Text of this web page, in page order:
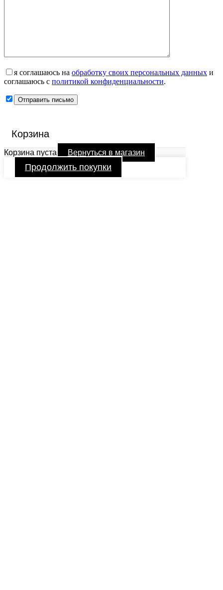
я соглашаюсь на обработку своих персональных данных и
соглашаюсь с политикой конфиденциальности.
Корзина
Корзина пуста Вернуться в магазин
Продолжить покупки